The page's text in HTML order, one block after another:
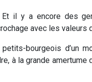
il y a encore des
avec les
bourgeois d’un
à la grande